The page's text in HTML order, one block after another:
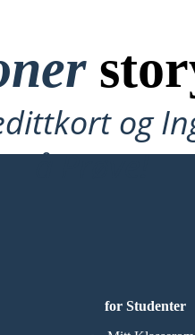
og
å Prøve!
for Studenter